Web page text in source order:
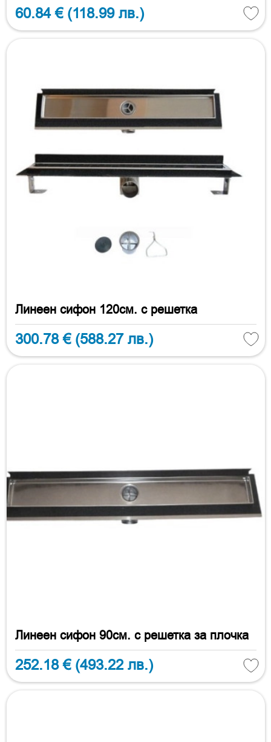
60.84 € (118.99 лв.)
Линеен сифон 120см. с решетка
300.78 € (588.27 лв.)
Линеен сифон 90см. с решетка за плочка
252.18 € (493.22 лв.)